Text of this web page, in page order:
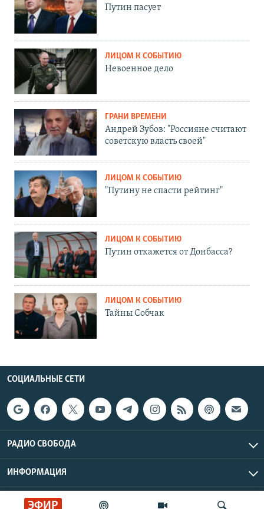
ЭФИР
Путин пасует
ЛИЦОМ К СОБЫТИЮ
Невоенное дело
ГРАНИ ВРЕМЕНИ
Андрей Зубов: "Россияне считают
советскую власть своей"
ЛИЦОМ К СОБЫТИЮ
"Путину не спасти рейтинг"
ЛИЦОМ К СОБЫТИЮ
Путин откажется от Донбасса?
ЛИЦОМ К СОБЫТИЮ
Тайны Собчак
СОЦИАЛЬНЫЕ СЕТИ
РАДИО СВОБОДА
ИНФОРМАЦИЯ
Радио Свобода © 2026 RFE/RL, Inc. | Все права защищены.